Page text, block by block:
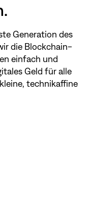
Generation des
die Blockchain-
einfach und
Geld für alle
technikaffine